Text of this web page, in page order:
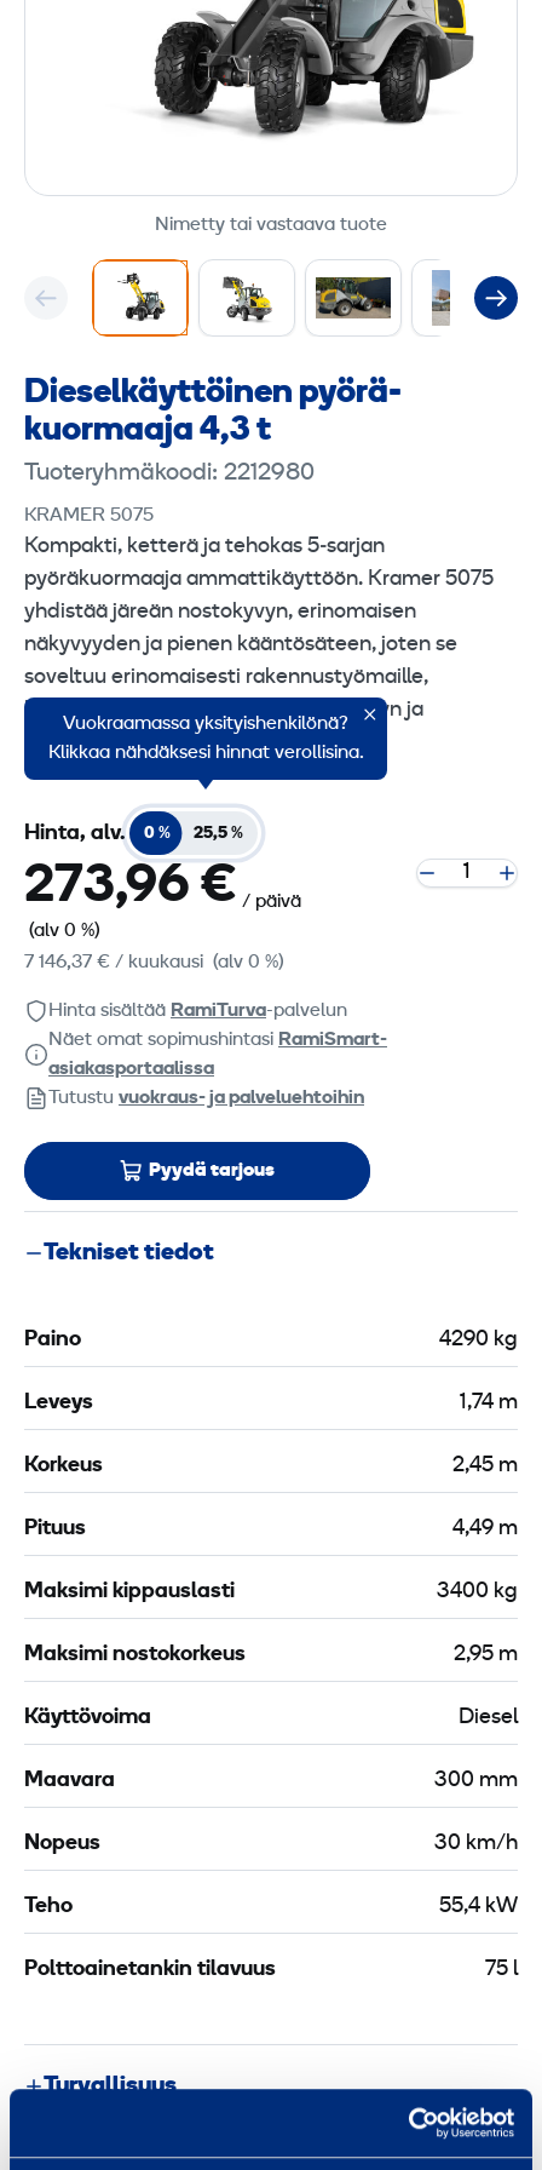
Nimetty tai vastaava tuote
Diesel­käyttöinen pyörä­
kuormaaja 4,3 t
Tuoteryhmäkoodi: 2212980
KRAMER 5075
Kompakti, ketterä ja tehokas 5‑sarjan
pyöräkuormaaja ammattikäyttöön. Kramer 5075
yhdistää järeän nostokyvyn, erinomaisen
näkyvyyden ja pienen kääntösäteen, joten se
soveltuu erinomaisesti rakennustyömaille,
kunnossapitoon, materiaalinkäsittelyyn ja
kiinteistönhuoltoon.
Vuokraamassa yksityishenkilönä?
Klikkaa nähdäksesi hinnat verollisina.
Hinta, alv. 0 % 25,5 %
273,96 € / päivä
(alv 0 %)
7 146,37 € / kuukausi (alv 0 %)
Hinta sisältää RamiTurva-palvelun
Näet omat sopimushintasi RamiSmart-
asiakasportaalissa
Tutustu vuokraus- ja palveluehtoihin
Pyydä tarjous
Tekniset tiedot
Paino 4290 kg
Leveys 1,74 m
Korkeus 2,45 m
Pituus 4,49 m
Maksimi kippauslasti 3400 kg
Maksimi nostokorkeus 2,95 m
Käyttövoima Diesel
Maavara 300 mm
Nopeus 30 km/h
Teho 55,4 kW
Polttoainetankin tilavuus 75 l
Turvallisuus